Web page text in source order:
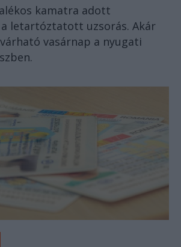
kamatra adott
letartóztatott uzsorás. Akár
vasárnap a nyugati